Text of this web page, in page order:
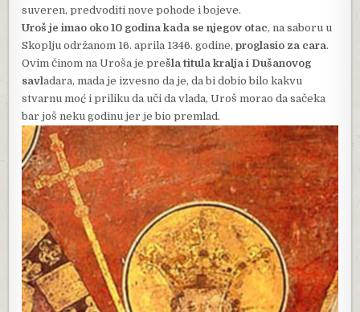
suveren, predvoditi nove pohode i bojeve.
Uroš je imao oko 10 godina kada se njegov otac, na saboru u
Skoplju održanom 16. aprila 1346. godine,proglasio za cara.
Ovim činom na Uroša je prešla titula kralja i Dušanovog
savladara, mada je izvesno da je, da bi dobio bilo kakvu
stvarnu moć i priliku da uči da vlada, Uroš morao da sačeka
bar još neku godinu jer je bio premlad.